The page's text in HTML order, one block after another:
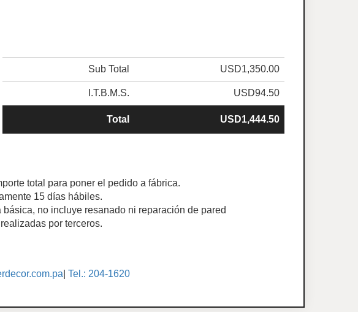
Sub Total USD1,350.00
I.T.B.M.S. USD94.50
Total USD1,444.50
total para poner el pedido a fábrica.
15 días hábiles.
no incluye resanado ni reparación de pared
por terceros.
Tel.: 204-1620